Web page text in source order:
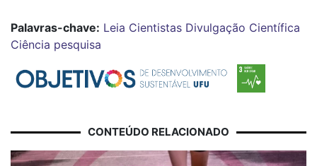
Palavras-chave: Leia Cientistas Divulgação Científica
Ciência pesquisa
CONTEÚDO RELACIONADO